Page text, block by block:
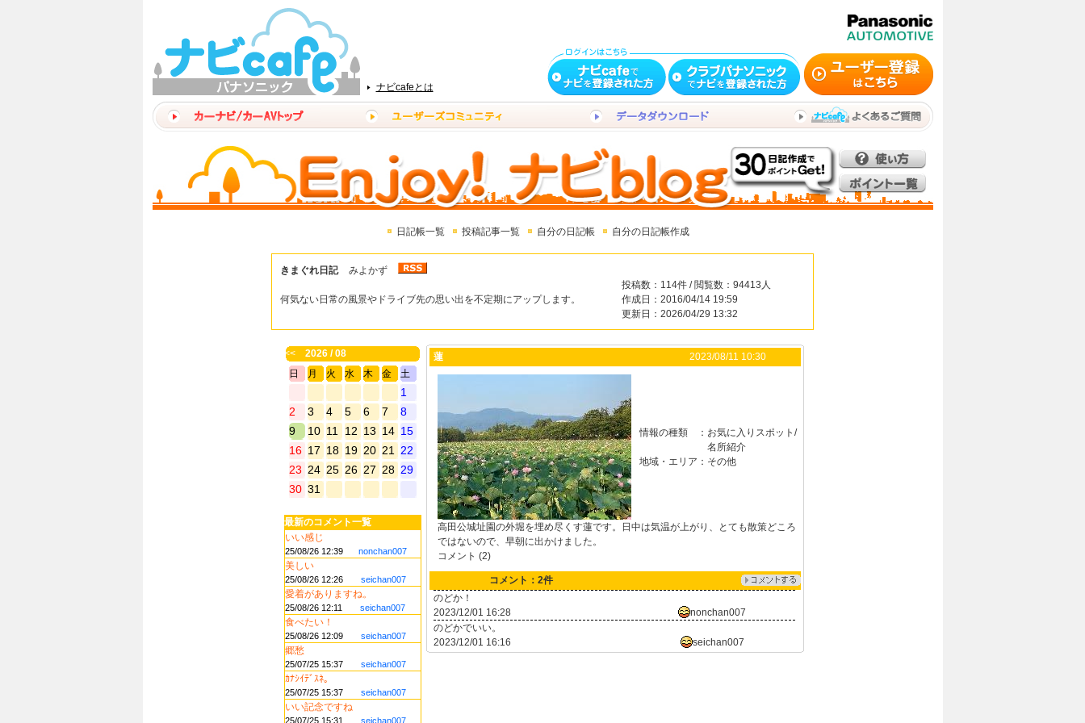
ナビcafeとは
日記帳一覧 投稿記事一覧 自分の日記帳 自分の日記帳作成
きまぐれ日記 みよかず
何気ない日常の風景やドライブ先の思い出を不定期にアップします。
投稿数：114件 / 閲覧数：94413人
作成日：2016/04/14 19:59
更新日：2026/04/29 13:32
<<
2026 / 08
日
月 火 水 木 金 土
1
2
3 4 5 6 7
8
9
10 11 12 13 14 15
16 17 18 19 20 21
22
23 24 25 26 27 28 29
30 31
最新のコメント一覧
いい感じ
25/08/26 12:39 nonchan007
美しい
25/08/26 12:26 seichan007
愛着がありますね。
25/08/26 12:11 seichan007
食べたい！
25/08/26 12:09 seichan007
郷愁
25/07/25 15:37 seichan007
ｶﾅｼｲﾃﾞｽﾈ｡
25/07/25 15:37 seichan007
いい記念ですね
25/07/25 15:31 seichan007
蓮 2023/08/11 10:30
情報の種類 ： お気に入りスポット/
名所紹介
地域・エリア ： その他
高田公城址園の外堀を埋め尽くす蓮です。日中は気温が上がり、とても散策どころ
ではないので、早朝に出かけました。
コメント (2)
コメント：2件
のどか！
2023/12/01 16:28
nonchan007
のどかでいい。
2023/12/01 16:16
seichan007